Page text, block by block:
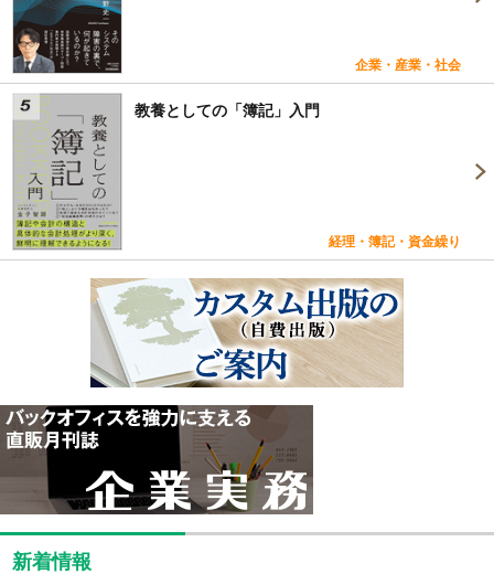
企業・産業・社会
教養としての「簿記」入門
経理・簿記・資金繰り
新着情報